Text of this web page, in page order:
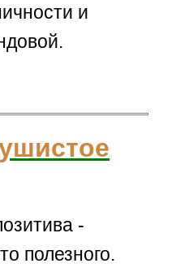
и
-
полезного.